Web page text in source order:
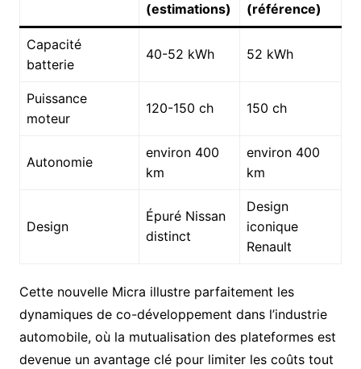
(estimations)
(référence)
Capacité
batterie
40-52 kWh 52 kWh
Puissance
moteur
120-150 ch 150 ch
Autonomie
environ 400
km
environ 400
km
Design
Épuré Nissan
distinct
Design
iconique
Renault
Cette nouvelle Micra illustre parfaitement les
dynamiques de co-développement dans l’industrie
automobile, où la mutualisation des plateformes est
devenue un avantage clé pour limiter les coûts tout